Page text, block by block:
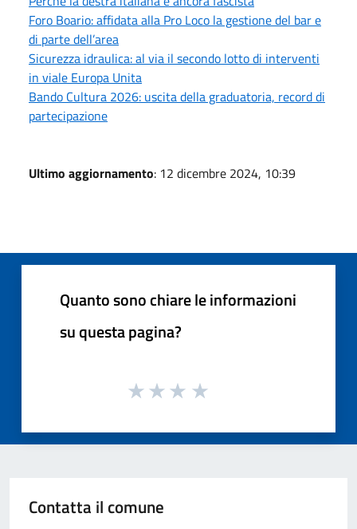
Foro Boario: affidata alla Pro Loco la gestione del bar e
di parte dell’area
Sicurezza idraulica: al via il secondo lotto di interventi
in viale Europa Unita
Bando Cultura 2026: uscita della graduatoria, record di
partecipazione
Ultimo aggiornamento: 12 dicembre 2024, 10:39
Quanto sono chiare le informazioni
su questa pagina?
Contatta il comune